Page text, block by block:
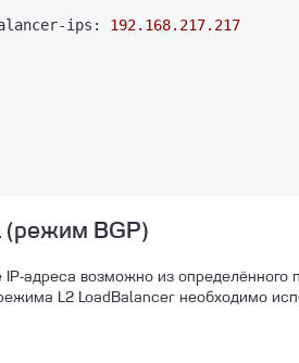
ips:
192.168.217.217
(режим BGP)
адреса возможно из определённого
L2 LoadBalancer необходимо